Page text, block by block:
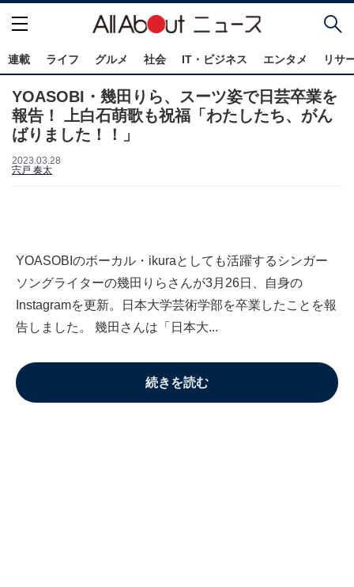
連載 ライフ グルメ 社会 IT・ビジネス エンタメ リサ
YOASOBI・幾田りら、スーツ姿で日芸卒業を
報告！ 上白石萌歌も祝福「わたしたち、がん
ばりました！！」
2023.03.28
宍戸 奏太
YOASOBIのボーカル・ikuraとしても活躍するシンガー
ソングライターの幾田りらさんが3月26日、自身の
Instagramを更新。日本大学芸術学部を卒業したことを報
告しました。 幾田さんは「日本大...
続きを読む